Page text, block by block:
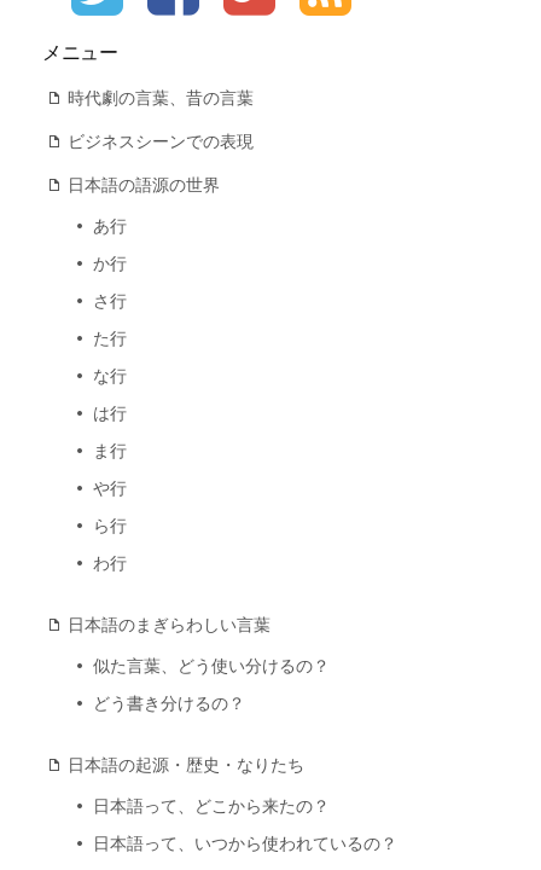
メニュー
時代劇の言葉、昔の言葉
ビジネスシーンでの表現
日本語の語源の世界
あ行
か行
さ行
た行
な行
は行
ま行
や行
ら行
わ行
日本語のまぎらわしい言葉
似た言葉、どう使い分けるの？
どう書き分けるの？
日本語の起源・歴史・なりたち
日本語って、どこから来たの？
日本語って、いつから使われているの？